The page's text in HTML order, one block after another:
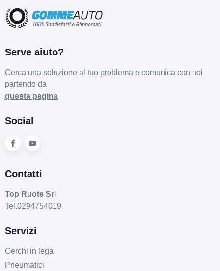
Serve aiuto?
Cerca una soluzione al tuo problema e comunica con noi
partendo da
questa pagina
Social
Contatti
Top Ruote Srl
Tel.0294754019
Servizi
Cerchi in lega
Pneumatici